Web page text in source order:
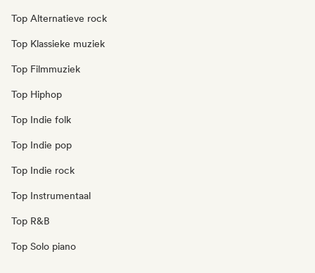
Top Alternatieve rock
Top Klassieke muziek
Top Filmmuziek
Top Hiphop
Top Indie folk
Top Indie pop
Top Indie rock
Top Instrumentaal
Top R&B
Top Solo piano